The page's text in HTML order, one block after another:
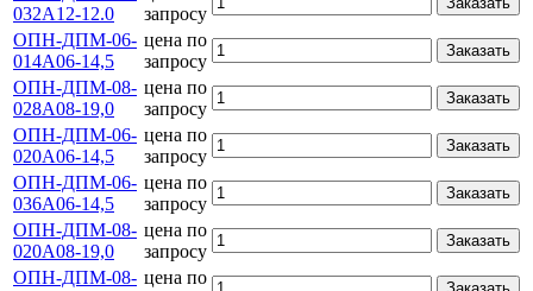
032А12-12.0
запросу
ОПН-ДПМ-06-
014А06-14,5
цена по
запросу
Заказать
ОПН-ДПМ-08-
028А08-19,0
цена по
запросу
Заказать
ОПН-ДПМ-06-
020А06-14,5
цена по
запросу
Заказать
ОПН-ДПМ-06-
036А06-14,5
цена по
запросу
Заказать
ОПН-ДПМ-08-
020А08-19,0
цена по
запросу
Заказать
ОПН-ДПМ-08- цена по